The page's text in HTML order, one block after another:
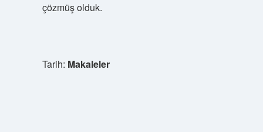
çözmüş olduk.
Tarih: Makaleler